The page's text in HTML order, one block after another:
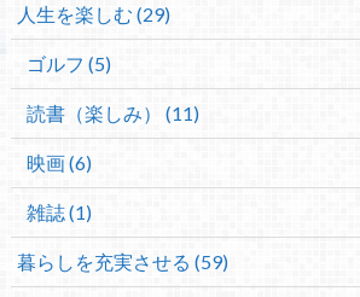
人生を楽しむ (29)
ゴルフ (5)
読書（楽しみ） (11)
映画 (6)
雑誌 (1)
暮らしを充実させる (59)